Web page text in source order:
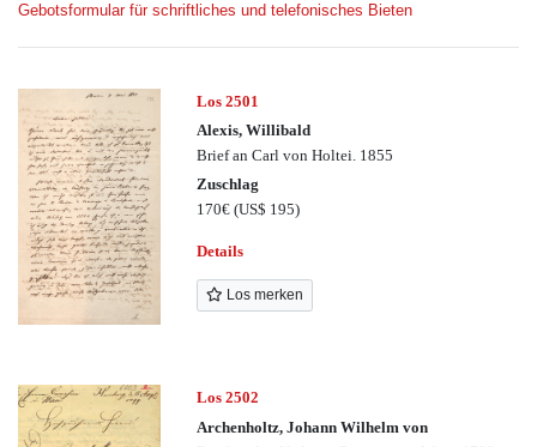
Gebotsformular für schriftliches und telefonisches Bieten
Los 2501
Alexis, Willibald
Brief an Carl von Holtei. 1855
Zuschlag
170€(US$ 195)
Details
Los merken
Los 2502
Archenholtz, Johann Wilhelm von